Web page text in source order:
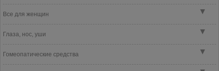
▼
Все для женщин
▼
Глаза, нос, уши
▼
Гомеопатические средства